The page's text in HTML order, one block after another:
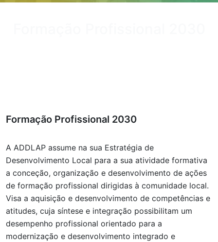
Formação Profissional 2030
A ADDLAP assume na sua Estratégia de
Desenvolvimento Local para a sua atividade formativa
a conceção, organização e desenvolvimento de ações
de formação profissional dirigidas à comunidade local.
Visa a aquisição e desenvolvimento de competências e
atitudes, cuja síntese e integração possibilitam um
desempenho profissional orientado para a
modernização e desenvolvimento integrado e